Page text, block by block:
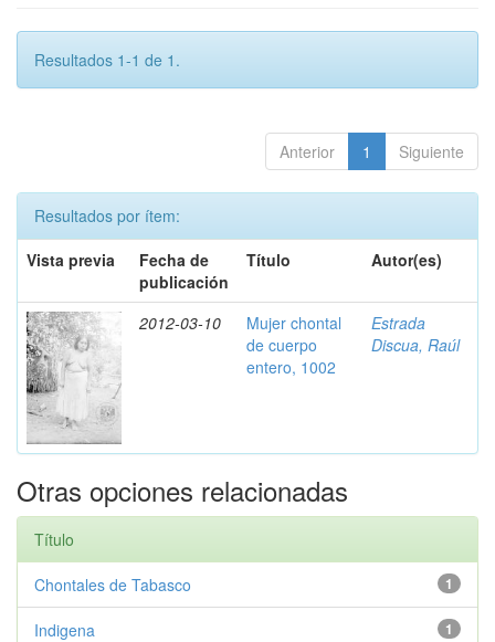
Resultados 1-1 de 1.
Anterior 1 Siguiente
Resultados por ítem:
Vista previa
Fecha de
publicación
Título Autor(es)
2012-03-10
Mujer chontal
de cuerpo
entero, 1002
Estrada
Discua, Raúl
Otras opciones relacionadas
Título
1
Chontales de Tabasco
1
Indigena